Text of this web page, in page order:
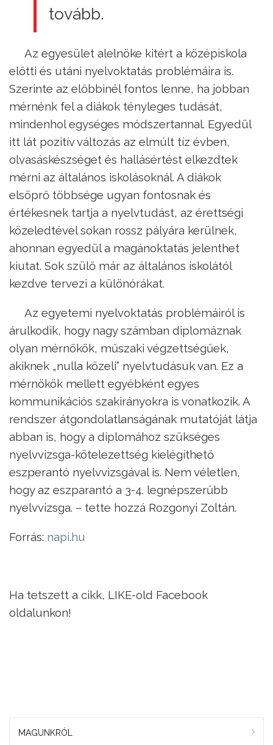
tovább.
Az egyesület alelnöke kitért a középiskola
előtti és utáni nyelvoktatás problémáira is.
Szerinte az előbbinél fontos lenne, ha jobban
mérnénk fel a diákok tényleges tudását,
mindenhol egységes módszertannal. Egyedül
itt lát pozitív változás az elmúlt tíz évben,
olvasáskészséget és hallásértést elkezdtek
mérni az általános iskolásoknál. A diákok
elsöprő többsége ugyan fontosnak és
értékesnek tartja a nyelvtudást, az érettségi
közeledtével sokan rossz pályára kerülnek,
ahonnan egyedül a magánoktatás jelenthet
kiutat. Sok szülő már az általános iskolától
kezdve tervezi a különórákat.
Az egyetemi nyelvoktatás problémáiról is
árulkodik, hogy nagy számban diplomáznak
olyan mérnökök, műszaki végzettségűek,
akiknek „nulla közeli” nyelvtudásuk van. Ez a
mérnökök mellett egyébként egyes
kommunikációs szakirányokra is vonatkozik. A
rendszer átgondolatlanságának mutatóját látja
abban is, hogy a diplomához szükséges
nyelvvizsga-kötelezettség kielégíthető
eszperantó nyelvvizsgával is. Nem véletlen,
hogy az eszparantó a 3-4. legnépszerűbb
nyelvvizsga. – tette hozzá Rozgonyi Zoltán.
Forrás: napi.hu
Ha tetszett a cikk, LIKE-old Facebook
oldalunkon!
MAGUNKRÓL